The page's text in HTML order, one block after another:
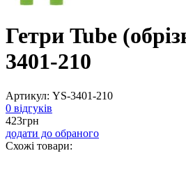
Гетри Tube
3401-210
Артикул: YS-3401-210
0 відгуків
423грн
додати до обраного
Схожі товари: